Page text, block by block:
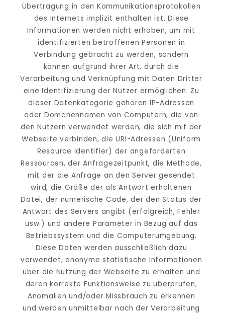
Übertragung in den Kommunikationsprotokollen
des Internets implizit enthalten ist. Diese
Informationen werden nicht erhoben, um mit
identifizierten betroffenen Personen in
Verbindung gebracht zu werden, sondern
können aufgrund ihrer Art, durch die
Verarbeitung und Verknüpfung mit Daten Dritter
eine Identifizierung der Nutzer ermöglichen. Zu
dieser Datenkategorie gehören IP-Adressen
oder Domänennamen von Computern, die von
den Nutzern verwendet werden, die sich mit der
Webseite verbinden, die URI-Adressen (Uniform
Resource Identifier) der angeforderten
Ressourcen, der Anfragezeitpunkt, die Methode,
mit der die Anfrage an den Server gesendet
wird, die Größe der als Antwort erhaltenen
Datei, der numerische Code, der den Status der
Antwort des Servers angibt (erfolgreich, Fehler
usw.) und andere Parameter in Bezug auf das
Betriebssystem und die Computerumgebung.
Diese Daten werden ausschließlich dazu
verwendet, anonyme statistische Informationen
über die Nutzung der Webseite zu erhalten und
deren korrekte Funktionsweise zu überprüfen,
Anomalien und/oder Missbrauch zu erkennen
und werden unmittelbar nach der Verarbeitung